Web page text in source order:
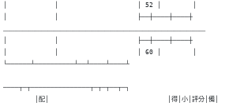
│            │                    │ 52 │        │        │
│            │                    ├──┼────┼────┼
│            │                    ├──┼────┼────┼
│            │                    │ 60 │        │        │
└──────┴──────────┴──┴────┴────┴
────┬─┬───────────────┬─┬─┬──┬─┐
        │配│                              │得│小│評分│備│